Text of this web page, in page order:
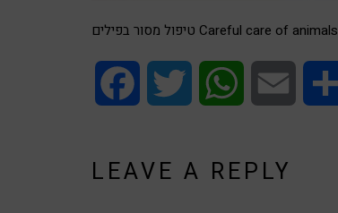
טיפול מסור בפילים Careful care of animals
Facebook Twitter WhatsApp Email
LEAVE A REPLY